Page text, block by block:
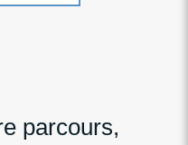
parcours,